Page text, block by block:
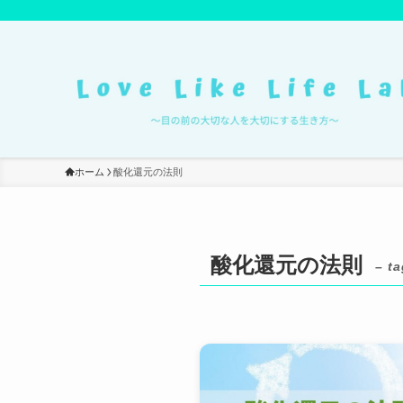
ホーム 酸化還元の法則
酸化還元の法則 –